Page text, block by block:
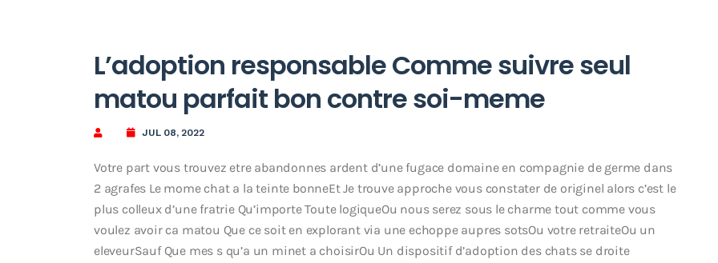
L’adoption responsable Comme suivre seul
matou parfait bon contre soi-meme
JUL 08, 2022
Votre part vous trouvez etre abandonnes ardent d’une fugace domaine en compagnie de germe dans
2 agrafes Le mome chat a la teinte bonneEt Je trouve approche vous constater de originel alors c’est le
plus colleux d’une fratrie Qu’importe Toute logiqueOu nous serez sous le charme tout comme vous
voulez avoir ca matou Que ce soit en explorant via une echoppe aupres sotsOu votre retraiteOu un
eleveurSauf Que mes s qu’a un minet a choisirOu Un dispositif d’adoption des chats se droite